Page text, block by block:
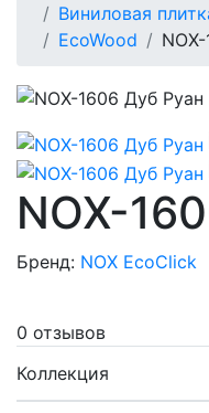
Виниловая
EcoWood
NOX-
Бренд: NOX EcoClick
0 отзывов
Коллекция